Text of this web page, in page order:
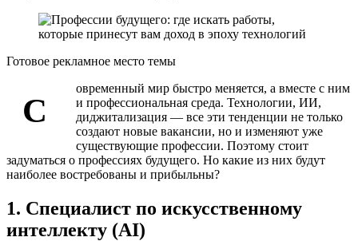
Готовое рекламное место темы
С
овременный мир быстро меняется, а вместе с ним
и профессиональная среда. Технологии, ИИ,
диджитализация — все эти тенденции не только
создают новые вакансии, но и изменяют уже
существующие профессии. Поэтому стоит
задуматься о профессиях будущего. Но какие из них будут
наиболее востребованы и прибыльны?
1. Специалист по искусственному
интеллекту (AI)